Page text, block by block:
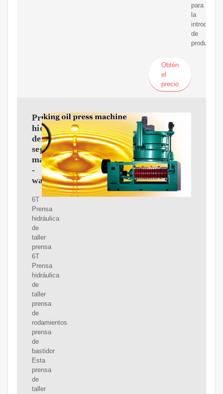
para
la
de
productos
Obtén
el
precio
Prensa
hidráulica
de
segunda
mano
-
wallapop
6T
Prensa
hidráulica
de
taller
prensa
6T
Prensa
hidráulica
de
taller
prensa
de
rodamientos
prensa
de
bastidor
Esta
prensa
de
taller